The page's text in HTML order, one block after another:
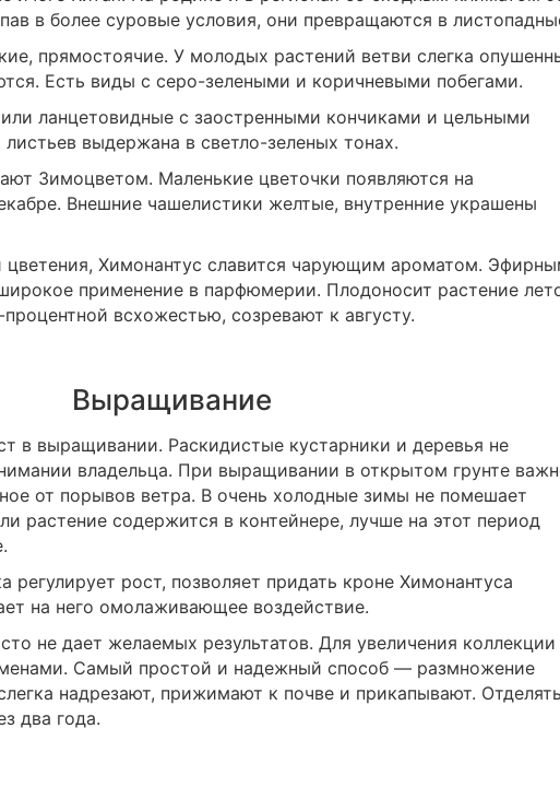
в более суровые условия, они превращаются в
прямостоячие. У молодых растений ветви слегка
Есть виды с серо-зелеными и коричневыми побегами.
ланцетовидные с заостренными кончиками и цельными
выдержана в светло-зеленых тонах.
Зимоцветом. Маленькие цветочки появляются на
Внешние чашелистики желтые, внутренние украшены
цветения, Химонантус славится чарующим ароматом.
применение в парфюмерии. Плодоносит растение
всхожестью, созревают к августу.
Выращивание
в выращивании. Раскидистые кустарники и деревья не
владельца. При выращивании в открытом грунте
от порывов ветра. В очень холодные зимы не помешает
растение содержится в контейнере, лучше на этот период
регулирует рост, позволяет придать кроне Химонантуса
на него омолаживающее воздействие.
не дает желаемых результатов. Для увеличения коллекции
Самый простой и надежный способ ― размножение
надрезают, прижимают к почве и прикапывают.
два года.